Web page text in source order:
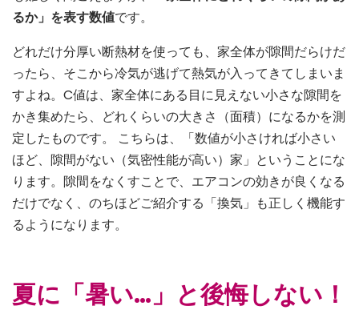
るか」を表す数値です。
どれだけ分厚い断熱材を使っても、家全体が隙間だらけだ
ったら、そこから冷気が逃げて熱気が入ってきてしまいま
すよね。C値は、家全体にある目に見えない小さな隙間を
かき集めたら、どれくらいの大きさ（面積）になるかを測
定したものです。 こちらは、「数値が小さければ小さい
ほど、隙間がない（気密性能が高い）家」ということにな
ります。隙間をなくすことで、エアコンの効きが良くなる
だけでなく、のちほどご紹介する「換気」も正しく機能す
るようになります。
夏に「暑い…」と後悔しない！